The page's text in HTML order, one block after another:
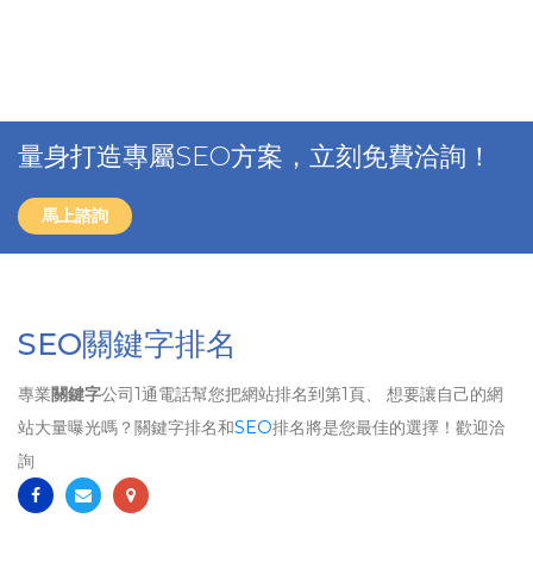
量身打造專屬SEO方案，立刻免費洽詢！
馬上諮詢
SEO關鍵字排名
專業關鍵字公司1通電話幫您把網站排名到第1頁、 想要讓自己的網
站大量曝光嗎？關鍵字排名和SEO排名將是您最佳的選擇！歡迎洽
詢